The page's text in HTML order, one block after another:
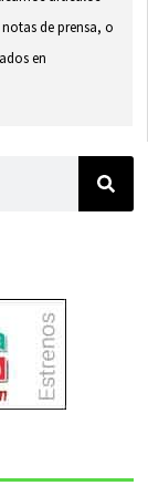
de prensa, o
en